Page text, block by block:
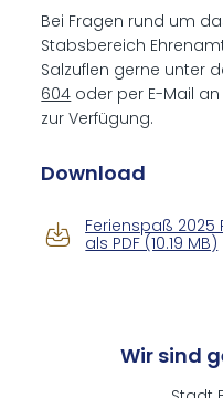
Bei Fragen rund um
Stabsbereich
Salzuflen gerne unter
604 oder per E-Mail an
zur Verfügung.
Down­load
Ferienspaß
als PDF (10.19 MB)
Wir sind